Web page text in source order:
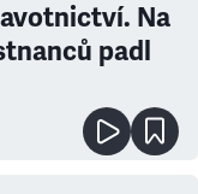
Na
padl